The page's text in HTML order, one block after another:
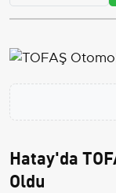
Hatay'da
Oldu